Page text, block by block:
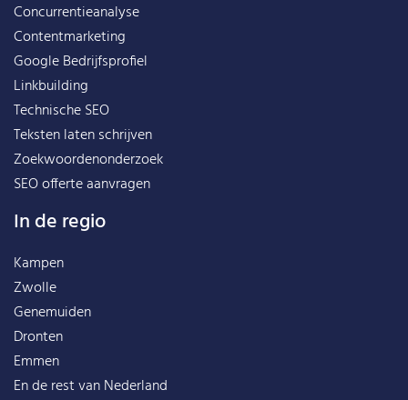
Concurrentieanalyse
Contentmarketing
Google Bedrijfsprofiel
Linkbuilding
Technische SEO
Teksten laten schrijven
Zoekwoordenonderzoek
SEO offerte aanvragen
In de regio
Kampen
Zwolle
Genemuiden
Dronten
Emmen
En de rest vanNederland